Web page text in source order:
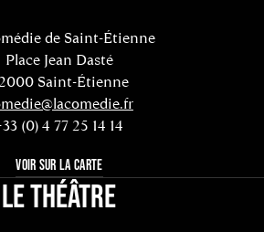
de Saint-Étienne
Place Jean Dasté
Saint-Étienne
(0) 4 77 25 14 14
VOIR SUR LA CARTE
LE THÉÂTRE